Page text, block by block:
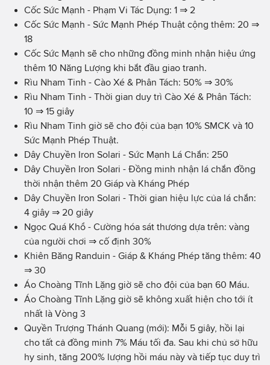
Cốc Sức Mạnh - Phạm Vi Tác Dụng: 1 ⇒ 2
Cốc Sức Mạnh - Sức Mạnh Phép Thuật cộng thêm: 20 ⇒
18
Cốc Sức Mạnh sẽ cho những đồng minh nhận hiệu ứng
thêm 10 Năng Lượng khi bắt đầu giao tranh.
Rìu Nham Tinh - Cào Xé & Phân Tách: 50% ⇒ 30%
Rìu Nham Tinh - Thời gian duy trì Cào Xé & Phân Tách:
10 ⇒ 15 giây
Rìu Nham Tinh giờ sẽ cho đội của bạn 10% SMCK và 10
Sức Mạnh Phép Thuật.
Dây Chuyền Iron Solari - Sức Mạnh Lá Chắn: 250
Dây Chuyền Iron Solari - Đồng minh nhận lá chắn đồng
thời nhận thêm 20 Giáp và Kháng Phép
Dây Chuyền Iron Solari - Thời gian hiệu lực của lá chắn:
4 giây ⇒ 20 giây
Ngọc Quá Khổ - Cường hóa sát thương dựa trên: vàng
của người chơi ⇒ cố định 30%
Khiên Băng Randuin - Giáp & Kháng Phép tăng thêm: 40
⇒ 30
Áo Choàng Tĩnh Lặng giờ sẽ cho đội của bạn 60 Máu.
Áo Choàng Tĩnh Lặng giờ sẽ không xuất hiện cho tới ít
nhất là Vòng 3
Quyền Trượng Thánh Quang (mới): Mỗi 5 giây, hồi lại
cho tất cả đồng minh 7% Máu tối đa. Sau khi chủ sở hữu
hy sinh, tăng 200% lượng hồi máu này và tiếp tục duy trì